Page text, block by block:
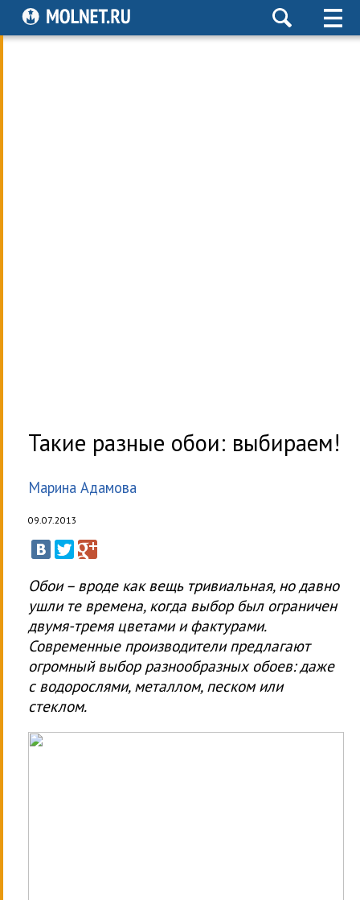
Такие разные обои: выбираем!
Марина Адамова
09.07.2013
Обои – вроде как вещь тривиальная, но давно
ушли те времена, когда выбор был ограничен
двумя-тремя цветами и фактурами.
Современные производители предлагают
огромный выбор разнообразных обоев: даже
с водорослями, металлом, песком или
стеклом.